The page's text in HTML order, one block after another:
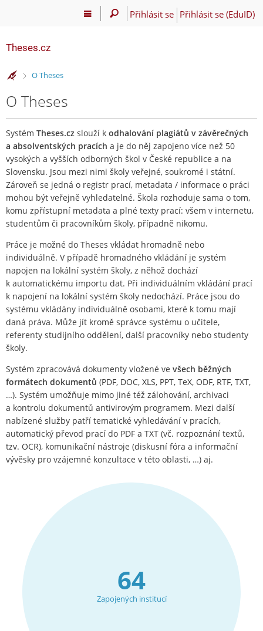
Přihlásit se Přihlásit se (EduID)
Theses.cz
>
O Theses
O Theses
Systém Theses.cz slouží k odhalování plagiátů v závěrečných
a absolventských pracích a je do něj zapojeno více než 50
vysokých a vyšších odborných škol v České republice a na
Slovensku. Jsou mezi nimi školy veřejné, soukromé i státní.
Zároveň se jedná o registr prací, metadata / informace o práci
mohou být veřejně vyhledatelné. Škola rozhoduje sama o tom,
komu zpřístupní metadata a plné texty prací: všem v internetu,
studentům či pracovníkům školy, případně nikomu.
Práce je možné do Theses vkládat hromadně nebo
individuálně. V případě hromadného vkládání je systém
napojen na lokální systém školy, z něhož dochází
k automatickému importu dat. Při individuálním vkládání prací
k napojení na lokální systém školy nedochází. Práce jsou do
systému vkládány individuálně osobami, které k tomu mají
daná práva. Může jít kromě správce systému o učitele,
referenty studijního oddělení, další pracovníky nebo studenty
školy.
Systém zpracovává dokumenty vložené ve všech běžných
formátech dokumentů (PDF, DOC, XLS, PPT, TeX, ODF, RTF, TXT,
…). Systém umožňuje mimo jiné též zálohování, archivaci
a kontrolu dokumentů antivirovým programem. Mezi další
nabízené služby patří tematické vyhledávání v pracích,
automatický převod prací do PDF a TXT (vč. rozpoznání textů,
tzv. OCR), komunikační nástroje (diskusní fóra a informační
vývěsky pro vzájemné konzultace v této oblasti, …) aj.
64
Zapojených institucí